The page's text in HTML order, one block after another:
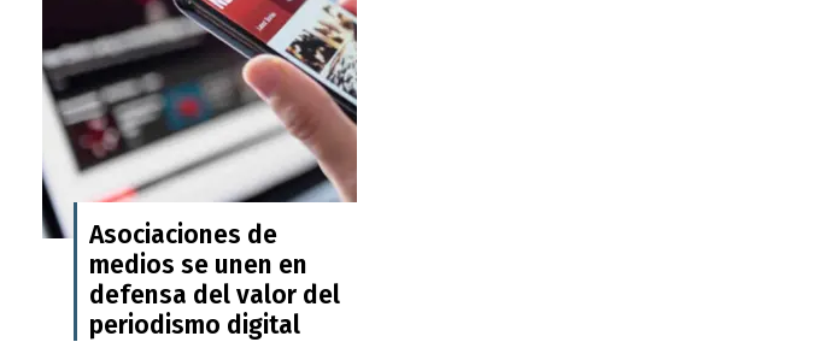
Asociaciones de
medios se unen en
defensa del valor del
periodismo digital